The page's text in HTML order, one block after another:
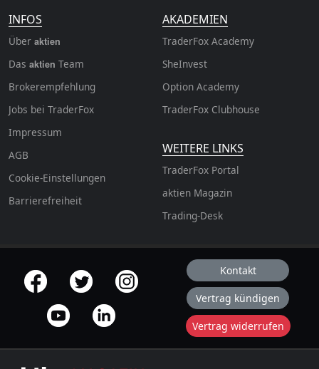
INFOS
Über aktien
Das aktien Team
Brokerempfehlung
Jobs bei TraderFox
Impressum
AGB
Cookie-Einstellungen
Barrierefreiheit
AKADEMIEN
TraderFox Academy
SheInvest
Option Academy
TraderFox Clubhouse
WEITERE LINKS
TraderFox Portal
aktien Magazin
Trading-Desk
offizielle Social Media-Accounts Kontakt
Vertrag kündigen
Vertrag widerrufen